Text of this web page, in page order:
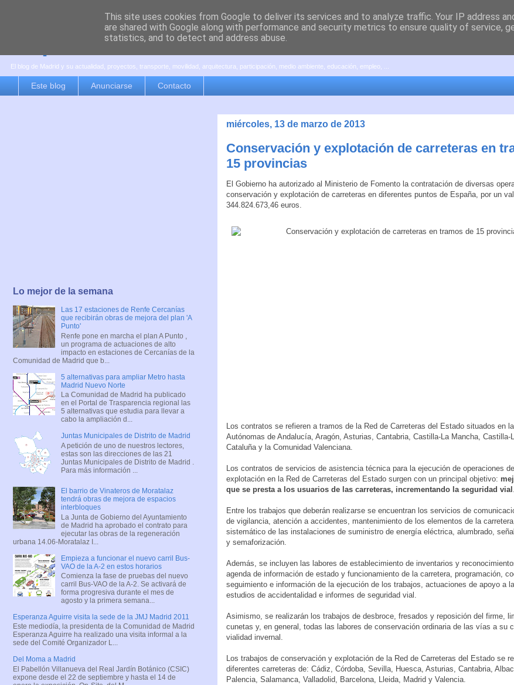
es por madrid
El blog de Madrid y su actualidad, proyectos, transporte, movilidad, arquitectura, participación, medio ambiente, educación, empleo, ...
Este blog Anunciarse Contacto
miércoles, 13 de marzo de 2013
Conservación y explotación de carreteras en
15 provincias
El Gobierno ha autorizado al Ministerio de Fomento la contratación de diversas
conservación y explotación de carreteras en diferentes puntos de España, por un
344.824.673,46 euros.
Los contratos se refieren a tramos de la Red de Carreteras del Estado situados en
Autónomas de Andalucía, Aragón, Asturias, Cantabria, Castilla-La Mancha, Castilla-
Cataluña y la Comunidad Valenciana.
Los contratos de servicios de asistencia técnica para la ejecución de operaciones
explotación en la Red de Carreteras del Estado surgen con un principal objetivo:
que se presta a los usuarios de las carreteras, incrementando la seguridad vial
Entre los trabajos que deberán realizarse se encuentran los servicios de
de vigilancia, atención a accidentes, mantenimiento de los elementos de la
sistemático de las instalaciones de suministro de energía eléctrica, alumbrado,
y semaforización.
Además, se incluyen las labores de establecimiento de inventarios y
agenda de información de estado y funcionamiento de la carretera, programación,
seguimiento e información de la ejecución de los trabajos, actuaciones de apoyo a
estudios de accidentalidad e informes de seguridad vial.
Asimismo, se realizarán los trabajos de desbroce, fresados y reposición del firme,
cunetas y, en general, todas las labores de conservación ordinaria de las vías a su
vialidad invernal.
Los trabajos de conservación y explotación de la Red de Carreteras del Estado se
diferentes carreteras de: Cádiz, Córdoba, Sevilla, Huesca, Asturias, Cantabria,
Palencia, Salamanca, Valladolid, Barcelona, Lleida, Madrid y Valencia.
Lo mejor de la semana
Las 17 estaciones de Renfe Cercanías
que recibirán obras de mejora del plan 'A
Punto'
Renfe pone en marcha el plan A Punto ,
un programa de actuaciones de alto
impacto en estaciones de Cercanías de la
Comunidad de Madrid que b...
5 alternativas para ampliar Metro hasta
Madrid Nuevo Norte
La Comunidad de Madrid ha publicado
en el Portal de Trasparencia regional las
5 alternativas que estudia para llevar a
cabo la ampliación d...
Juntas Municipales de Distrito de Madrid
A petición de uno de nuestros lectores,
estas son las direcciones de las 21
Juntas Municipales de Distrito de Madrid .
Para más información ...
El barrio de Vinateros de Moratalaz
tendrá obras de mejora de espacios
interbloques
La Junta de Gobierno del Ayuntamiento
de Madrid ha aprobado el contrato para
ejecutar las obras de la regeneración
urbana 14.06-Moratalaz I...
Empieza a funcionar el nuevo carril Bus-
VAO de la A-2 en estos horarios
Comienza la fase de pruebas del nuevo
carril Bus-VAO de la A-2. Se activará de
forma progresiva durante el mes de
agosto y la primera semana...
Esperanza Aguirre visita la sede de la JMJ Madrid 2011
Este mediodía, la presidenta de la Comunidad de Madrid
Esperanza Aguirre ha realizado una visita informal a la
sede del Comité Organizador L...
Del Moma a Madrid
El Pabellón Villanueva del Real Jardín Botánico (CSIC)
expone desde el 22 de septiembre y hasta el 14 de
This site uses cookies from Google to deliver its services and to analyze traffic. Your IP address
are shared with Google along with performance and security metrics to ensure quality of service,
statistics, and to detect and address abuse.